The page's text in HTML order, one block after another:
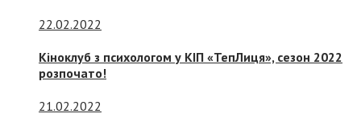
22.02.2022
Кіноклуб з психологом у КІП «ТепЛиця», сезон 2022
розпочато!
21.02.2022